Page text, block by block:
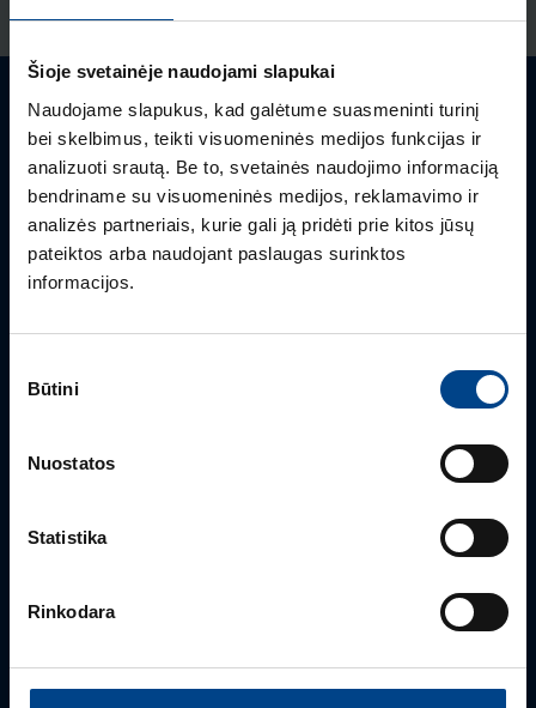
Šioje svetainėje naudojami slapukai
Naudojame slapukus, kad galėtume suasmeninti turinį
bei skelbimus, teikti visuomeninės medijos funkcijas ir
analizuoti srautą. Be to, svetainės naudojimo informaciją
bendriname su visuomeninės medijos, reklamavimo ir
analizės partneriais, kurie gali ją pridėti prie kitos jūsų
pateiktos arba naudojant paslaugas surinktos
informacijos.
pasirinkimas
Būtini
Nuostatos
Statistika
Rinkodara
ELEKTROS INSTALIACIJOS
GAMINIAI RENGINIAI
16.9.2025
HAGER elektros
instaliacija ARCHzona
2025 parodoje
ŽIŪRĖTI VISUS STRAIPSNIUS
Turite klausimų? Susisiekite
Mielai atsakysime į Jums aktualius klausimus.